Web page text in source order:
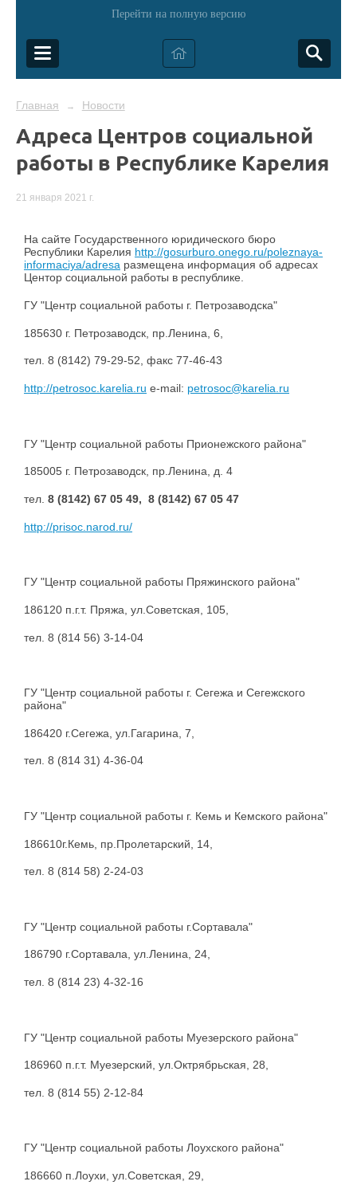
Перейти на полную версию
Главная → Новости
Адреса Центров социальной
работы в Республике Карелия
21 января 2021 г.
На сайте Государственного юридического бюро
Республики Карелия http://gosurburo.onego.ru/poleznaya-
informaciya/adresa размещена информация об адресах
Центор социальной работы в республике.
ГУ "Центр социальной работы г. Петрозаводска"
185630 г. Петрозаводск, пр.Ленина, 6,
тел. 8 (8142) 79-29-52, факс 77-46-43
http://petrosoc.karelia.ru e-mail: petrosoc@karelia.ru
ГУ "Центр социальной работы Прионежского района"
185005 г. Петрозаводск, пр.Ленина, д. 4
тел. 8 (8142) 67 05 49, 8 (8142) 67 05 47
http://prisoc.narod.ru/
ГУ "Центр социальной работы Пряжинского района"
186120 п.г.т. Пряжа, ул.Советская, 105,
тел. 8 (814 56) 3-14-04
ГУ "Центр социальной работы г. Сегежа и Сегежского
района"
186420 г.Сегежа, ул.Гагарина, 7,
тел. 8 (814 31) 4-36-04
ГУ "Центр социальной работы г. Кемь и Кемского района"
186610г.Кемь, пр.Пролетарский, 14,
тел. 8 (814 58) 2-24-03
ГУ "Центр социальной работы г.Сортавала"
186790 г.Сортавала, ул.Ленина, 24,
тел. 8 (814 23) 4-32-16
ГУ "Центр социальной работы Муезерского района"
186960 п.г.т. Муезерский, ул.Октрябрьская, 28,
тел. 8 (814 55) 2-12-84
ГУ "Центр социальной работы Лоухского района"
186660 п.Лоухи, ул.Советская, 29,